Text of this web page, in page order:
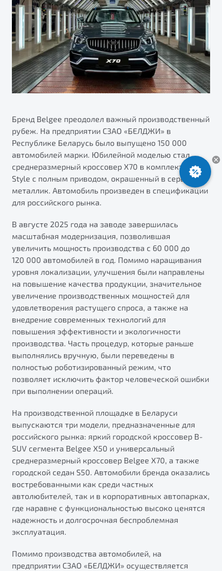
Яркий кроссовер
от 2 219 990 ₽*
Обзор В наличии
от 1 699 990 ₽*
Обзор В наличии
X70
Универсальный кроссовер
Обзор В наличии
Автокредит
Трейд-ин
Страхование
Расчет КАСКО
автомобиля Belgee
Подробно
Автомобили в наличии
Тест-драйв
Автокредит
Спецпредложения
ПОДДЕРЖКА
Гарантия Belgee
Belgee Линк
Belgee Клуб
Belgee Плюс
Клиентская поддержка
Помощь на дорогах
Будьте еще более уверены на дорогах с программой
Преимущества программы
Запись на сервис
Калькулятор ТО
Клиентская поддержка
О дилерском центре
Правовая информация
Бренд Belgee преодолел важный производственный
рубеж. На предприятии СЗАО «БЕЛДЖИ» в
Республике Беларусь было выпущено 150 000
автомобилей марки. Юбилейной моделью стал
среднеразмерный кроссовер X70 в комплектации
Style с полным приводом, окрашенный в серый
металлик. Автомобиль произведен в спецификации
для российского рынка.
В августе 2025 года на заводе завершилась
масштабная модернизация, позволившая
увеличить мощность производства с 60 000 до
120 000 автомобилей в год. Помимо наращивания
уровня локализации, улучшения были направлены
на повышение качества продукции, значительное
увеличение производственных мощностей для
удовлетворения растущего спроса, а также на
внедрение современных технологий для
повышения эффективности и экологичности
производства. Часть процедур, которые раньше
выполнялись вручную, были переведены в
полностью роботизированный режим, что
позволяет исключить фактор человеческой ошибки
при выполнении операций.
На производственной площадке в Беларуси
выпускаются три модели, предназначенные для
российского рынка: яркий городской кроссовер B-
SUV сегмента Belgee X50 и универсальный
среднеразмерный кроссовер Belgee X70, а также
городской седан S50. Автомобили бренда оказались
востребованными как среди частных
автолюбителей, так и в корпоративных автопарках,
где наравне с функциональностью высоко ценятся
надежность и долгосрочная беспроблемная
эксплуатация.
Помимо производства автомобилей, на
предприятии СЗАО «БЕЛДЖИ» осуществляется